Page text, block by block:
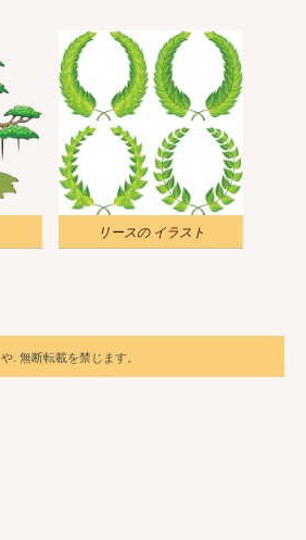
リースの イラスト
. 無断転載を禁じます。